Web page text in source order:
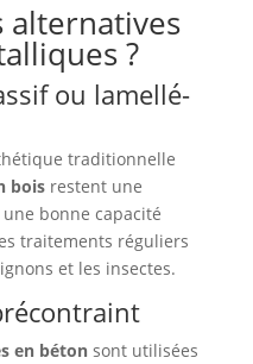
alternatives
?
ou lamellé-
traditionnelle
boisrestent une
bonne capacité
traitements réguliers
et les insectes.
en bétonsont utilisées